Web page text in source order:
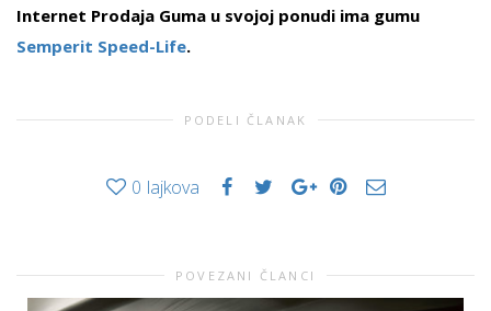
Internet Prodaja Guma u svojoj ponudi ima gumu
Semperit Speed-Life.
PODELI ČLANAK
0 lajkova
POVEZANI ČLANCI